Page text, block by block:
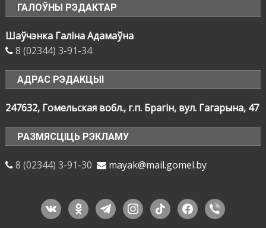
ГАЛОЎНЫ РЭДАКТАР
Шаўчэнка Галіна Адамаўна
8 (02344) 3-91-34
АДРАС РЭДАКЦЫІ
247632, Гомельская вобл., г.п. Брагін, вул. Гагарына, 47
РАЗМЯСЦІЦЬ РЭКЛАМУ
8 (02344) 3-91-30 mayak@mail.gomel.by
vkontakteodnoklassniki
telegraminstagram
tiktok facebook
viber